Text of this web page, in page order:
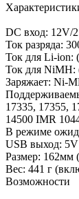
DC вход: 12V/
Ток разряда:
Ток для Li-ion:
Ток для NiMH:
Заряжает: Ni-
17335, 17355,
14500 IMR
В режиме
USB выход:
Размер:
Вес: 441 г
Возможности